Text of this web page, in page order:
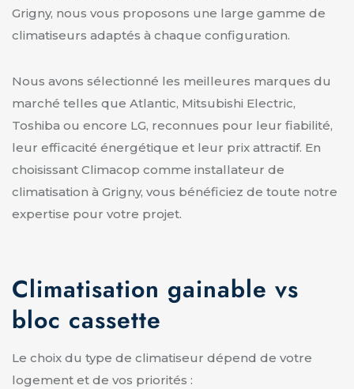
Grigny, nous vous proposons une large gamme de
climatiseurs adaptés à chaque configuration.
Nous avons sélectionné les meilleures marques du
marché telles que Atlantic, Mitsubishi Electric,
Toshiba ou encore LG, reconnues pour leur fiabilité,
leur efficacité énergétique et leur prix attractif. En
choisissant Climacop comme installateur de
climatisation à Grigny, vous bénéficiez de toute notre
expertise pour votre projet.
Climatisation gainable vs
bloc cassette
Le choix du type de climatiseur dépend de votre
logement et de vos priorités :